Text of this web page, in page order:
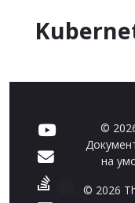
©
на
© 2026